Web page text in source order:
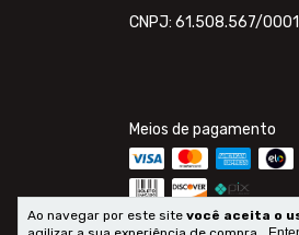
Ao navegar por este site você aceita o
CNPJ: 61.508.567/
Meios de pagamento